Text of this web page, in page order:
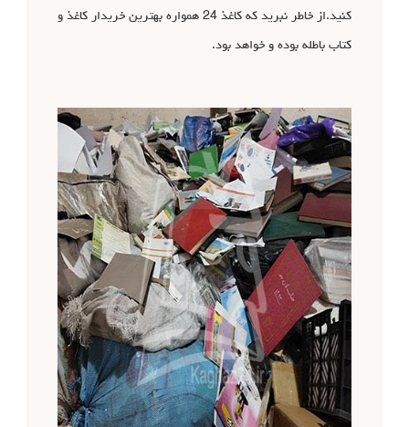
کنید.از خاطر نبرید که کاغذ 24 همواره بهترین خریدار کاغذ و
کتاب باطله بوده و خواهد بود.